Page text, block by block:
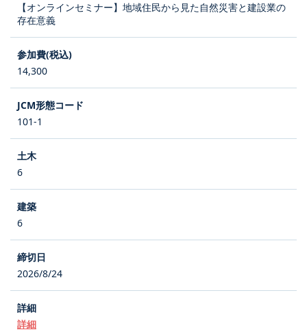
【オンラインセミナー】地域住民から見た自然災害と建設業の
存在意義
14,300
101-1
6
6
2026/8/24
詳細